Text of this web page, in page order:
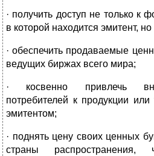
· получить доступ не только к
в которой находится эмитент,
· обеспечить продаваемые
ведущих биржах всего мира;
· косвенно привлечь
потребителей к продукции
эмитентом;
· поднять цену своих ценных
страны